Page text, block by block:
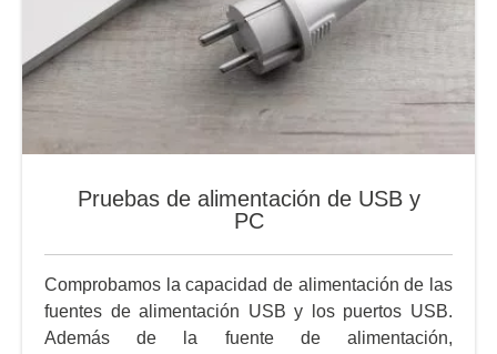
Pruebas de alimentación de USB y
PC
Comprobamos la capacidad de alimentación de las
fuentes de alimentación USB y los puertos USB.
Además de la fuente de alimentación,